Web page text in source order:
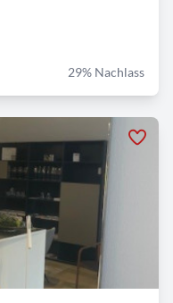
29% Nachlass